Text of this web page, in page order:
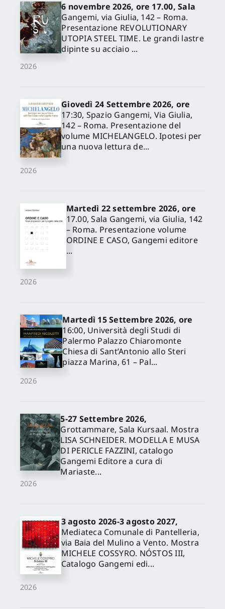
2026
6 novembre 2026, ore 17.00, Sala
Gangemi, via Giulia, 142 – Roma.
Presentazione REVOLUTIONARY
UTOPIA STEEL TIME. Le grandi lastre
dipinte su acciaio ...
2026
Giovedì 24 Settembre 2026, ore
17:30, Spazio Gangemi, Via Giulia,
142 – Roma. Presentazione del
volume MICHELANGELO. Ipotesi per
una nuova lettura de...
2026
Martedì 22 settembre 2026, ore
17.00, Sala Gangemi, via Giulia, 142
– Roma. Presentazione volume
ORDINE E CASO, Gangemi editore
...
2026
Martedì 15 Settembre 2026, ore
16:00, Università degli Studi di
Palermo Palazzo Chiaromonte
Chiesa di Sant’Antonio allo Steri
piazza Marina, 61 – Pal...
2026
5-27 Settembre 2026,
Grottammare, Sala Kursaal. Mostra
LISA SCHNEIDER. MODELLA E MUSA
DI PERICLE FAZZINI, catalogo
Gangemi Editore a cura di
Mariaste...
2026
3 agosto 2026-3 agosto 2027,
Mediateca Comunale di Pantelleria,
via Baia del Mulino a Vento. Mostra
MICHELE COSSYRO. NÓSTOS III,
Catalogo Gangemi edi...